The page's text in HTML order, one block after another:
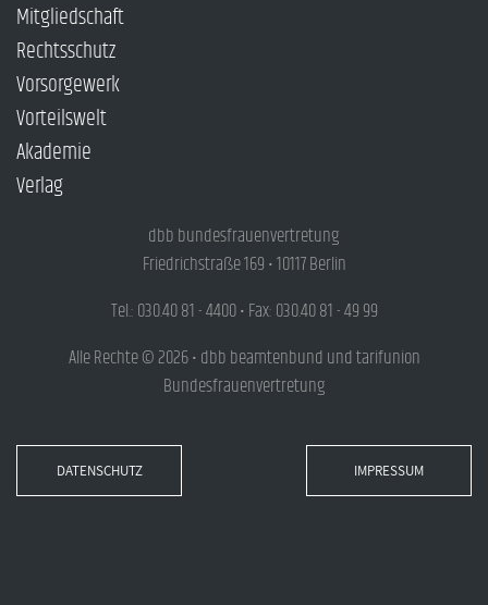
Mitgliedschaft
Rechtsschutz
Vorsorgewerk
Vorteilswelt
Akademie
Verlag
dbb bundesfrauenvertretung
Friedrichstraße 169 • 10117 Berlin
Tel.: 030.40 81 - 4400 • Fax: 030.40 81 - 49 99
Alle Rechte © 2026 • dbb beamtenbund und tarifunion
Bundesfrauenvertretung
DATENSCHUTZ IMPRESSUM